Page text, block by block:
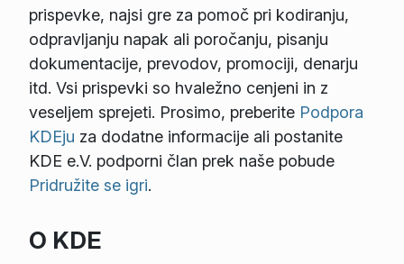
prispevke, najsi gre za pomoč pri kodiranju,
odpravljanju napak ali poročanju, pisanju
dokumentacije, prevodov, promociji, denarju
itd. Vsi prispevki so hvaležno cenjeni in z
veseljem sprejeti. Prosimo, preberite Podpora
KDEju za dodatne informacije ali postanite
KDE e.V. podporni član prek naše pobude
Pridružite se igri.
O KDE